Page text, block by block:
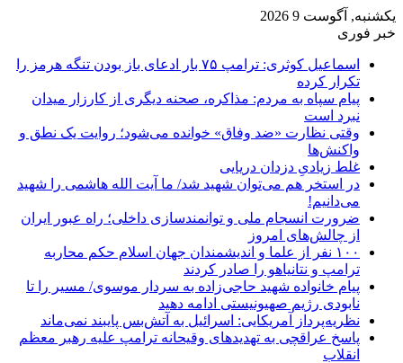
یکشنبه, آگوست 9 2026
خبر فوری
اسماعیل کوثری: ترامپ ۷۵ بار ادعای باز بودن تنگه هرمز را
تکرار کرده
پیام سپاه به مردم: مذاکره، صحنه دیگری از کارزار میدان
نبرد است
وقتی نظارت «ضد وفاق» خوانده می‌شود؛ روایت یک نطق و
واکنش‌ها
غلط زیادیِ دزدان دریایی
در استخر هم می‌توان شهید شد/ ما آیت الله هاشمی را شهید
می‌دانیم!
ضرورت انسجام ملی و توانمندسازی داخلی؛ راه عبور ایران
از چالش‌های امروز
۱۰۰ نفر از علما و اندیشمندان جهان اسلام حکم محاربه
ترامپ و نتانیاهو را صادر کردند
پیام خانواده شهید حاجی‌زاده به سردار موسوی/ مسیر را تا
نابودی رژیم صهیونیستی ادامه دهید
نظریه‌پرداز آمریکایی: اسرائیل به آتش‌بس پایبند نمی‌ماند
پاسخ عراقچی به تهدیدهای وقیحانه ترامپ علیه رهبر معظم
انقلاب